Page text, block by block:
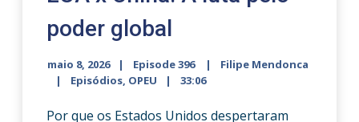
poder global
maio 8, 2026 Episode 396
Filipe Mendonca
Episódios, OPEU 33:06
Por que os Estados Unidos despertaram